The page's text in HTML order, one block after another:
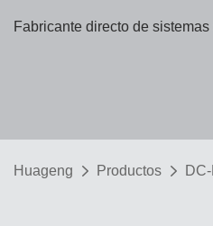
Fabricante directo de
Huageng Productos